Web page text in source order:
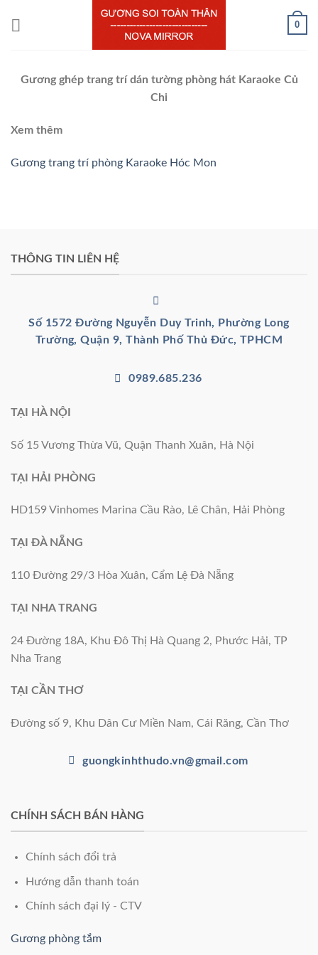
0
Gương ghép trang trí dán tường phòng hát Karaoke Củ
Chi
Xem thêm
Gương trang trí phòng Karaoke Hóc Mon
THÔNG TIN LIÊN HỆ
Số 1572 Đường Nguyễn Duy Trinh, Phường Long
Trường, Quận 9, Thành Phố Thủ Đức, TPHCM
0989.685.236
TẠI HÀ NỘI
Số 15 Vương Thừa Vũ, Quận Thanh Xuân, Hà Nội
TẠI HẢI PHÒNG
HD159 Vinhomes Marina Cầu Rào, Lê Chân, Hải Phòng
TẠI ĐÀ NẴNG
110 Đường 29/3 Hòa Xuân, Cẩm Lệ Đà Nẵng
TẠI NHA TRANG
24 Đường 18A, Khu Đô Thị Hà Quang 2, Phước Hải, TP
Nha Trang
TẠI CẦN THƠ
Đường số 9, Khu Dân Cư Miền Nam, Cái Răng, Cần Thơ
guongkinhthudo.vn@gmail.com
CHÍNH SÁCH BÁN HÀNG
Chính sách đổi trả
Hướng dẫn thanh toán
Chính sách đại lý - CTV
Gương phòng tắm